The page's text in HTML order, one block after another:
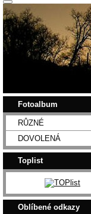
Fotoalbum
RŮZNÉ
DOVOLENÁ
Toplist
Oblíbené odkazy